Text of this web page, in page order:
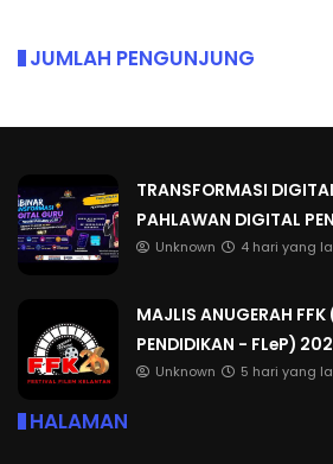
JUMLAH PENGUNJUNG
TRANSFORMASI
PAHLAWAN DIGITAL
Unknown 4 hari yang
MAJLIS ANUGERAH FFK
PENDIDIKAN - FLeP)
Unknown 5 hari yang
HALAMAN